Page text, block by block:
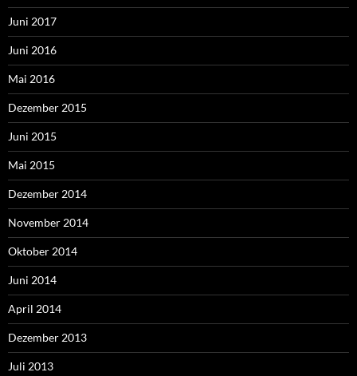
Juni 2017
Juni 2016
Mai 2016
Dezember 2015
Juni 2015
Mai 2015
Dezember 2014
November 2014
Oktober 2014
Juni 2014
April 2014
Dezember 2013
Juli 2013